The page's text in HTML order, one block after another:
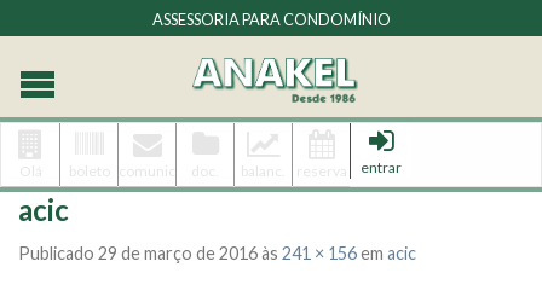
ASSESSORIA PARA CONDOMÍNIO
Olá boleto comunic. doc. balanc. reserva entrar
acic
Publicado 29 de março de 2016às 241 × 156em acic